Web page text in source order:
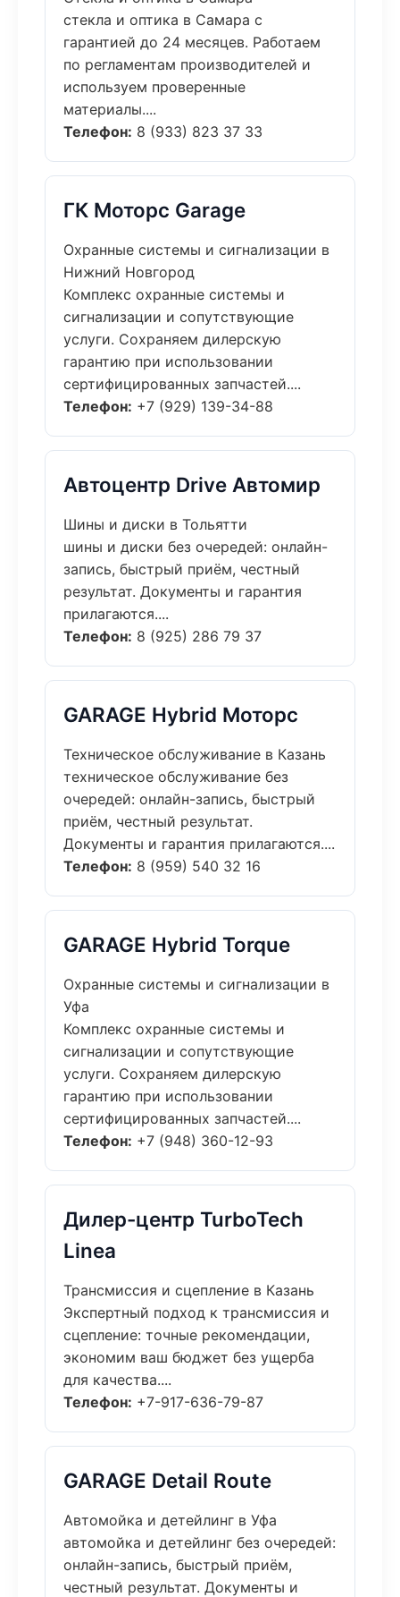
стекла и оптика в Самара с
гарантией до 24 месяцев. Работаем
по регламентам производителей и
используем проверенные
материалы....
Телефон: 8 (933) 823 37 33
ГК Моторс Garage
Охранные системы и сигнализации в
Нижний Новгород
Комплекс охранные системы и
сигнализации и сопутствующие
услуги. Сохраняем дилерскую
гарантию при использовании
сертифицированных запчастей....
Телефон: +7 (929) 139-34-88
Автоцентр Drive Автомир
Шины и диски в Тольятти
шины и диски без очередей: онлайн-
запись, быстрый приём, честный
результат. Документы и гарантия
прилагаются....
Телефон: 8 (925) 286 79 37
GARAGE Hybrid Моторс
Техническое обслуживание в Казань
техническое обслуживание без
очередей: онлайн-запись, быстрый
приём, честный результат.
Документы и гарантия прилагаются....
Телефон: 8 (959) 540 32 16
GARAGE Hybrid Torque
Охранные системы и сигнализации в
Уфа
Комплекс охранные системы и
сигнализации и сопутствующие
услуги. Сохраняем дилерскую
гарантию при использовании
сертифицированных запчастей....
Телефон: +7 (948) 360-12-93
Дилер-центр TurboTech
Linea
Трансмиссия и сцепление в Казань
Экспертный подход к трансмиссия и
сцепление: точные рекомендации,
экономим ваш бюджет без ущерба
для качества....
Телефон: +7-917-636-79-87
GARAGE Detail Route
Автомойка и детейлинг в Уфа
автомойка и детейлинг без очередей:
онлайн-запись, быстрый приём,
честный результат. Документы и